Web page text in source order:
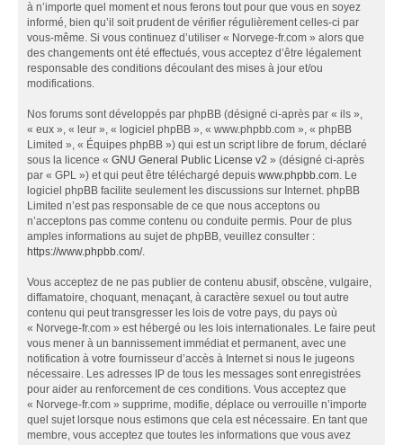
à n’importe quel moment et nous ferons tout pour que vous en soyez
informé, bien qu’il soit prudent de vérifier régulièrement celles-ci par
vous-même. Si vous continuez d’utiliser « Norvege-fr.com » alors que
des changements ont été effectués, vous acceptez d’être légalement
responsable des conditions découlant des mises à jour et/ou
modifications.
Nos forums sont développés par phpBB (désigné ci-après par « ils »,
« eux », « leur », « logiciel phpBB », « www.phpbb.com », « phpBB
Limited », « Équipes phpBB ») qui est un script libre de forum, déclaré
sous la licence « GNU General Public License v2 » (désigné ci-après
par « GPL ») et qui peut être téléchargé depuis www.phpbb.com. Le
logiciel phpBB facilite seulement les discussions sur Internet. phpBB
Limited n’est pas responsable de ce que nous acceptons ou
n’acceptons pas comme contenu ou conduite permis. Pour de plus
amples informations au sujet de phpBB, veuillez consulter :
https://www.phpbb.com/.
Vous acceptez de ne pas publier de contenu abusif, obscène, vulgaire,
diffamatoire, choquant, menaçant, à caractère sexuel ou tout autre
contenu qui peut transgresser les lois de votre pays, du pays où
« Norvege-fr.com » est hébergé ou les lois internationales. Le faire peut
vous mener à un bannissement immédiat et permanent, avec une
notification à votre fournisseur d’accès à Internet si nous le jugeons
nécessaire. Les adresses IP de tous les messages sont enregistrées
pour aider au renforcement de ces conditions. Vous acceptez que
« Norvege-fr.com » supprime, modifie, déplace ou verrouille n’importe
quel sujet lorsque nous estimons que cela est nécessaire. En tant que
membre, vous acceptez que toutes les informations que vous avez